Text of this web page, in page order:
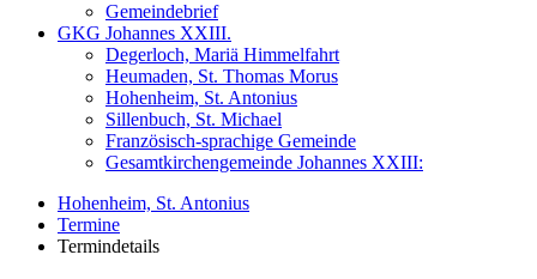
Gemeindebrief
GKG Johannes XXIII.
Degerloch, Mariä Himmelfahrt
Heumaden, St. Thomas Morus
Hohenheim, St. Antonius
Sillenbuch, St. Michael
Französisch-sprachige Gemeinde
Gesamtkirchengemeinde Johannes XXIII:
Hohenheim, St. Antonius
Termine
Termindetails